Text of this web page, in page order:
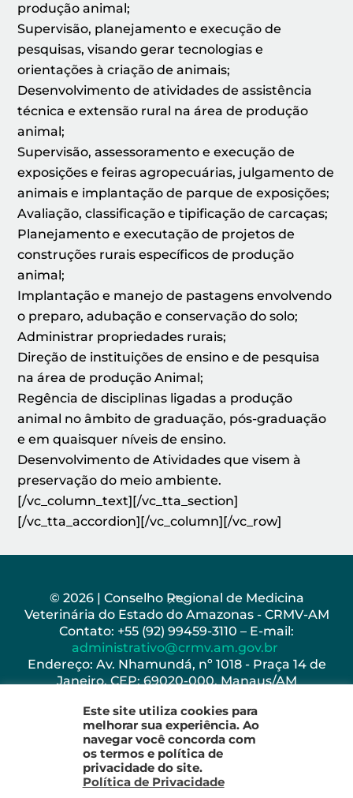
produção animal;
Supervisão, planejamento e execução de
pesquisas, visando gerar tecnologias e
orientações à criação de animais;
Desenvolvimento de atividades de assistência
técnica e extensão rural na área de produção
animal;
Supervisão, assessoramento e execução de
exposições e feiras agropecuárias, julgamento de
animais e implantação de parque de exposições;
Avaliação, classificação e tipificação de carcaças;
Planejamento e executação de projetos de
construções rurais específicos de produção
animal;
Implantação e manejo de pastagens envolvendo
o preparo, adubação e conservação do solo;
Administrar propriedades rurais;
Direção de instituições de ensino e de pesquisa
na área de produção Animal;
Regência de disciplinas ligadas a produção
animal no âmbito de graduação, pós-graduação
e em quaisquer níveis de ensino.
Desenvolvimento de Atividades que visem à
preservação do meio ambiente.
[/vc_column_text][/vc_tta_section]
[/vc_tta_accordion][/vc_column][/vc_row]
Back
To
Top
© 2026 | Conselho Regional de Medicina
Veterinária do Estado do Amazonas - CRMV-AM
Contato: +55 (92) 99459-3110 – E-mail:
administrativo@crmv.am.gov.br
Endereço: Av. Nhamundá, nº 1018 - Praça 14 de
Janeiro, CEP: 69020-000, Manaus/AM
Este site utiliza cookies para
melhorar sua experiência. Ao
navegar você concorda com
os termos e política de
privacidade do site.
Política de Privacidade